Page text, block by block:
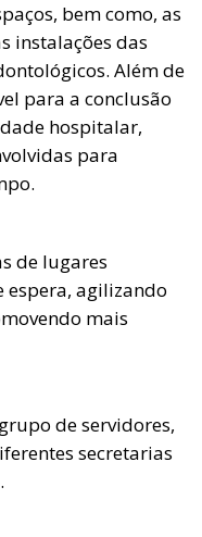
bem como, as
instalações das
Além de
para a conclusão
hospitalar,
para
de lugares
agilizando
mais
de servidores,
secretarias